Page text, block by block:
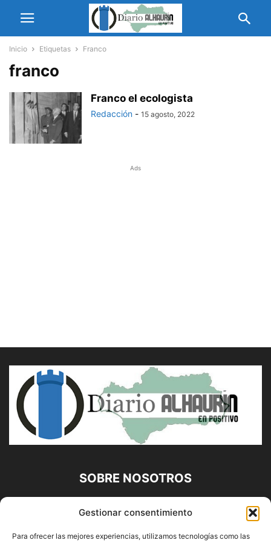
Gestionar consentimiento
Para ofrecer las mejores experiencias, utilizamos tecnologías como las
Inicio Etiquetas Franco
franco
Franco el ecologista
Redacción - 15 agosto, 2022
Ads
SOBRE NOSOTROS
Diario Alhaurín (www.alhaurindelatorre.com) Propiedad de
Francisco E. López López | 639 95 71 95 | Noticias de
Alhaurín de la Torre, Málaga y Provincia|